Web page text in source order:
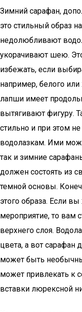
Зимний сарафан,
это стильный образ
недолюбливают
укорачивают шею.
избежать, если
например, белого
лапши имеет
вытягивают фигуру.
стильно и при этом
водолазкам. Ими
так и зимние
должен состоять из
темной основы.
этого образа. Если
мероприятие, то вам
верхнего слоя.
цвета, а вот
может быть
может привлекать к
вставки люрексной